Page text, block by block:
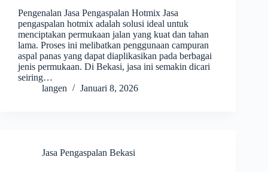
Pengenalan Jasa Pengaspalan Hotmix Jasa
pengaspalan hotmix adalah solusi ideal untuk
menciptakan permukaan jalan yang kuat dan tahan
lama. Proses ini melibatkan penggunaan campuran
aspal panas yang dapat diaplikasikan pada berbagai
jenis permukaan. Di Bekasi, jasa ini semakin dicari
seiring…
langen
Januari 8, 2026
Jasa Pengaspalan Bekasi